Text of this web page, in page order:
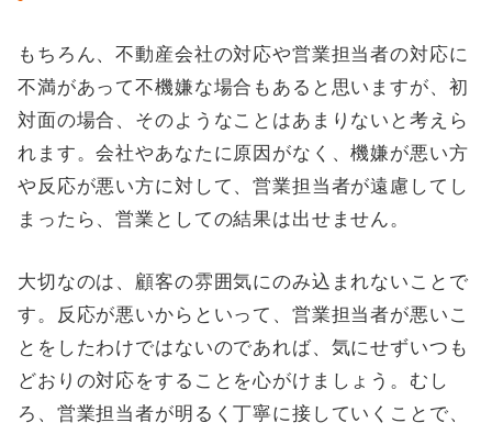
もちろん、不動産会社の対応や営業担当者の対応に
不満があって不機嫌な場合もあると思いますが、初
対面の場合、そのようなことはあまりないと考えら
れます。会社やあなたに原因がなく、機嫌が悪い方
や反応が悪い方に対して、営業担当者が遠慮してし
まったら、営業としての結果は出せません。
大切なのは、顧客の雰囲気にのみ込まれないことで
す。反応が悪いからといって、営業担当者が悪いこ
とをしたわけではないのであれば、気にせずいつも
どおりの対応をすることを心がけましょう。むし
ろ、営業担当者が明るく丁寧に接していくことで、